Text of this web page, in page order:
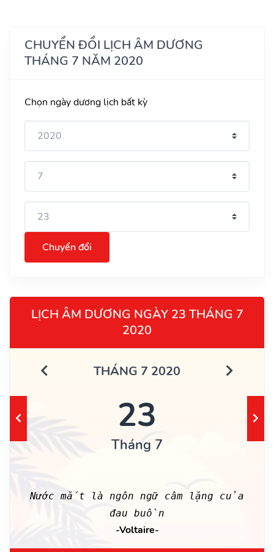
CHUYỂN ĐỔI LỊCH ÂM DƯƠNG
THÁNG 7 NĂM 2020
Chọn ngày dương lịch bất kỳ
Chuyển đổi
LỊCH ÂM DƯƠNG NGÀY 23 THÁNG 7
2020
THÁNG 7 2020
23
Tháng 7
Nước mắt là ngôn ngữ câm lặng của
đau buồn
-Voltaire-